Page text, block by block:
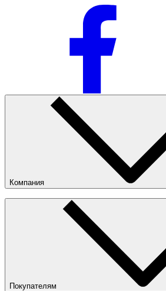
Компания
О компании
Наши магазины
Публичная оферта
Покупателям